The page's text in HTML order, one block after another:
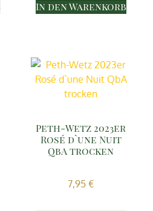
In den Warenkorb
Peth-Wetz 2023er
Rosé d`une Nuit
QbA trocken
7,95 €